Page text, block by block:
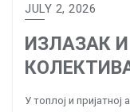
JULY 2, 2026
ИЗЛАЗАК
У топлој и